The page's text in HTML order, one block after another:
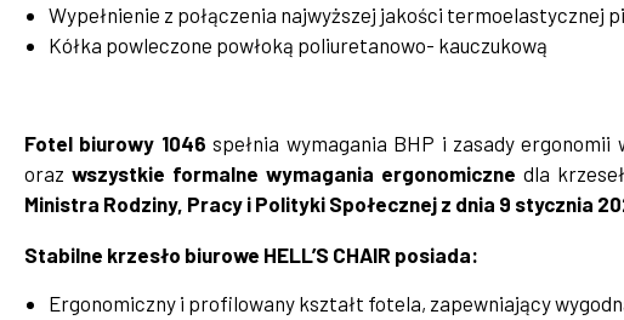
Wypełnienie z połączenia najwyższej jakości termoelastycznej
Kółka powleczone powłoką poliuretanowo- kauczukową
Fotel biurowy 1046 spełnia wymagania BHP i zasady
oraz wszystkie formalne wymagania ergonomiczne dla
Ministra Rodziny, Pracy i Polityki Społecznej z dnia 9 stycznia
Stabilne krzesło biurowe HELL’S CHAIR posiada:
Ergonomiczny i profilowany kształt fotela, zapewniający